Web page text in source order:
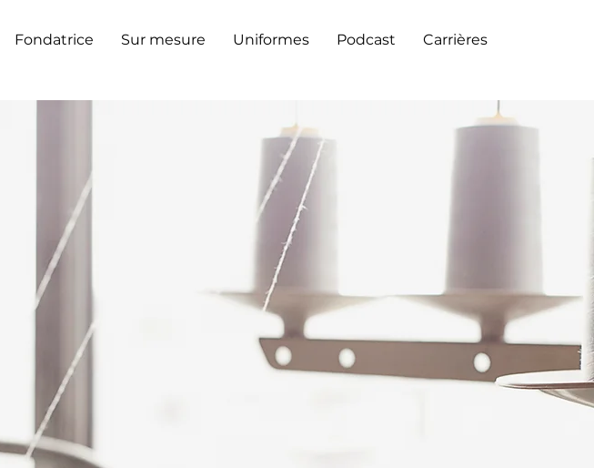
Fondatrice Sur mesure Uniformes Podcast Carrières